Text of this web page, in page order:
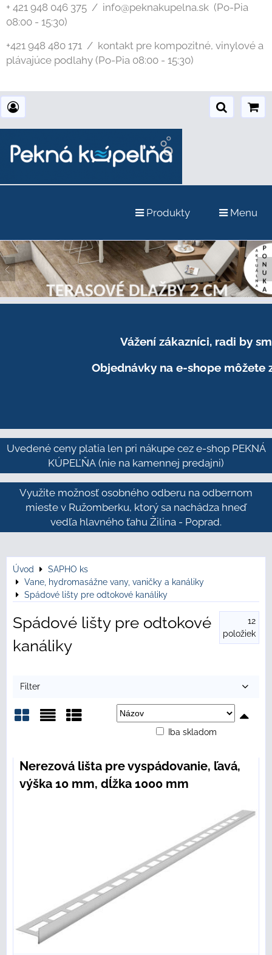
+ 421 948 046 375 / info@peknakupelna.sk (Po-Pia
08:00 - 15:30)
+421 948 480 171 / kontakt pre kompozitné, vinylové a
plávajúce podlahy (Po-Pia 08:00 - 15:30)
Produkty Menu
Vážení zákazníci, radi by
Objednávky na e-shope môžete
Uvedené ceny platia len pri nákupe cez e-shop PEKNÁ
KÚPEĽŇA (nie na kamennej predajni)
Využite možnosť osobného odberu na odbernom
mieste v Ružomberku, ktorý sa nachádza hneď
vedľa hlavného ťahu Žilina - Poprad.
Úvod
SAPHO ks
Vane, hydromasážne vany, vaničky a kanáliky
Spádové lišty pre odtokové kanáliky
Spádové lišty pre odtokové
kanáliky
12
položiek
Filter
Iba skladom
Nerezová lišta pre vyspádovanie, ľavá,
výška 10 mm, dĺžka 1000 mm